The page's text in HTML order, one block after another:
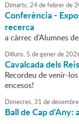
Dimarts,24defebrerde
Conferència -
recerca
a càrrec d'Alumnes
Dilluns, 5 degenerde
Cavalcada dels
Recordeu de venir-
encesos!
Dimecres,31 dedesembre
Ball de Cap